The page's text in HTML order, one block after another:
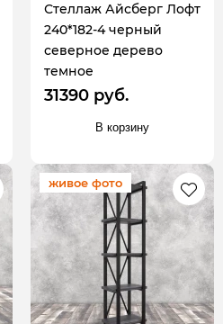
Стеллаж Айсберг Лофт
240*182-4 черный
северное дерево
темное
31390 руб.
В корзину
живое фото